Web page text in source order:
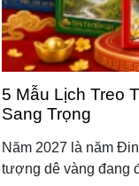
5 Mẫu Lịch Treo
Sang Trọng
Năm 2027 là năm
tượng dê vàng đang